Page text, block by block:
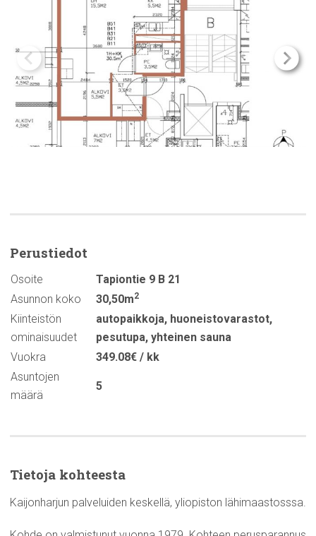
Perustiedot
Osoite
Tapiontie 9 B 21
Asunnon koko
30,50m2
Kiinteistön
ominaisuudet
autopaikkoja, huoneistovarastot,
pesutupa, yhteinen sauna
Vuokra
349.08€ / kk
Asuntojen
määrä
5
Tietoja kohteesta
Kaijonharjun palveluiden keskellä, yliopiston lähimaastosssa.